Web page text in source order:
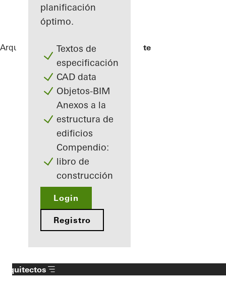
planificación
óptimo.
Textos de
especificación
CAD data
Objetos-BIM
Anexos a la
estructura de
edificios
Compendio:
libro de
construcción
Login
Registro
Arquitectos ReferenciasTorre Almirante
Arquitectos